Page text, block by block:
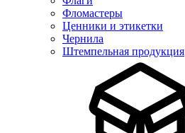
Фломастеры
Ценники и этикетки
Чернила
Штемпельная продукция